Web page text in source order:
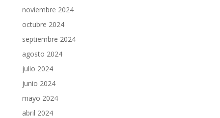
noviembre 2024
octubre 2024
septiembre 2024
agosto 2024
julio 2024
junio 2024
mayo 2024
abril 2024